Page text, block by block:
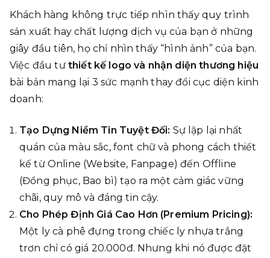
Khách hàng không trực tiếp nhìn thấy quy trình
sản xuất hay chất lượng dịch vụ của bạn ở những
giây đầu tiên, họ chỉ nhìn thấy “hình ảnh” của bạn.
Việc đầu tư thiết kế logo và nhận diện thương hiệu
bài bản mang lại 3 sức mạnh thay đổi cục diện kinh
doanh:
Tạo Dựng Niềm Tin Tuyệt Đối: Sự lặp lại nhất
quán của màu sắc, font chữ và phong cách thiết
kế từ Online (Website, Fanpage) đến Offline
(Đồng phục, Bao bì) tạo ra một cảm giác vững
chãi, quy mô và đáng tin cậy.
Cho Phép Định Giá Cao Hơn (Premium Pricing):
Một ly cà phê đựng trong chiếc ly nhựa trắng
trơn chỉ có giá 20.000đ. Nhưng khi nó được đặt